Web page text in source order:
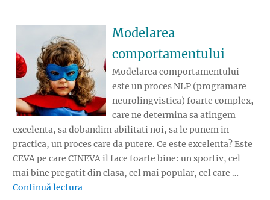
Modelarea
comportamentului
Modelarea comportamentului
este un proces NLP (programare
neurolingvistica) foarte complex,
care ne determina sa atingem
excelenta, sa dobandim abilitati noi, sa le punem in
practica, un proces care da putere. Ce este excelenta? Este
CEVA pe care CINEVA il face foarte bine: un sportiv, cel
mai bine pregatit din clasa, cel mai popular, cel care …
Continuă lectura